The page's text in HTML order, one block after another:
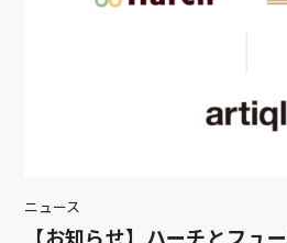
ニュース
【お知らせ】ハーチとフュ